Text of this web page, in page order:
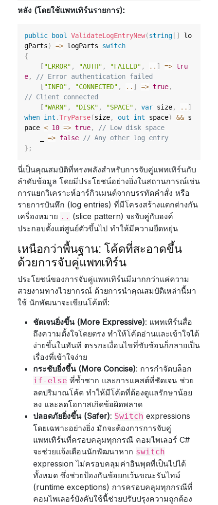
หลัง (โดยใช้แพทเทิร์นรายการ):
public bool ValidateLogEntryNew(string [ ]
lo
gParts) => logParts switch
{
[ "ERROR" , "AUTH" , "FAILED" , .. ] => tru
e,
// Error authentication failed
[ "INFO" , "CONNECTED" , .. ] => true,
// Client connected
[ "WARN" , "DISK" , "SPACE" , var size, .. ]
when int .TryParse(size, out int space) && s
pace < 10 => true,
// Low disk space
=> false
// Any other log entry
} ;
นี่เป็นคุณสมบัติที่ทรงพลังสำหรับการจับคู่แพทเทิร์นกับ
ลำดับข้อมูล โดยมีประโยชน์อย่างยิ่งในสถานการณ์เช่น
การแยกวิเคราะห์อาร์กิวเมนต์จากบรรทัดคำสั่ง หรือ
รายการบันทึก (log entries) ที่มีโครงสร้างแตกต่างกัน
เครื่องหมาย .. (slice pattern) จะจับคู่กับองค์
ประกอบตั้งแต่ศูนย์ตัวขึ้นไป ทำให้มีความยืดหยุ่น
เหนือกว่าพื้นฐาน: โค้ดที่สะอาดขึ้น
ด้วยการจับคู่แพทเทิร์น
ประโยชน์ของการจับคู่แพทเทิร์นมีมากกว่าแค่ความ
สวยงามทางไวยากรณ์ ด้วยการนำคุณสมบัติเหล่านี้มา
ใช้ นักพัฒนาจะเขียนโค้ดที่:
ชัดเจนยิ่งขึ้น (More Expressive): แพทเทิร์นสื่อ
ถึงความตั้งใจโดยตรง ทำให้โค้ดอ่านและเข้าใจได้
ง่ายขึ้นในทันที ตรรกะเงื่อนไขที่ซับซ้อนก็กลายเป็น
เรื่องที่เข้าใจง่าย
กระชับยิ่งขึ้น (More Concise): การกำจัดบล็อก
if-else ที่ซ้ำซาก และการแคสต์ที่ชัดเจน ช่วย
ลดปริมาณโค้ด ทำให้มีโค้ดที่ต้องดูแลรักษาน้อย
ลง และลดโอกาสเกิดข้อผิดพลาด
ปลอดภัยยิ่งขึ้น (Safer): Switch expressions
โดยเฉพาะอย่างยิ่ง มักจะต้องการการจับคู่
แพทเทิร์นที่ครอบคลุมทุกกรณี คอมไพเลอร์ C#
จะช่วยแจ้งเตือนนักพัฒนาหาก switch
expression ไม่ครอบคลุมค่าอินพุตที่เป็นไปได้
ทั้งหมด ซึ่งช่วยป้องกันข้อยกเว้นขณะรันไทม์
(runtime exceptions) การครอบคลุมทุกกรณีที่
คอมไพเลอร์บังคับใช้นี้ช่วยปรับปรุงความถูกต้อง